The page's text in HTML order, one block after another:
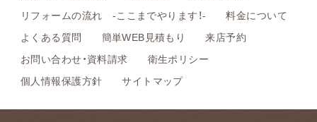
リフォームの流れ -ここまでやります！-
料金について
よくある質問
簡単WEB見積もり
来店予約
お問い合わせ・資料請求
衛生ポリシー
個人情報保護方針
サイトマップ